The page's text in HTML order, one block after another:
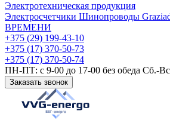
Электротехническая продукция
Электросчетчики Шинопроводы
ВРЕМЕНИ
+375 (29) 199-43-10
+375 (17) 370-50-73
+375 (17) 370-50-74
ПН-ПТ: с 9-00 до 17-00 без обеда Сб.-
Заказать звонок